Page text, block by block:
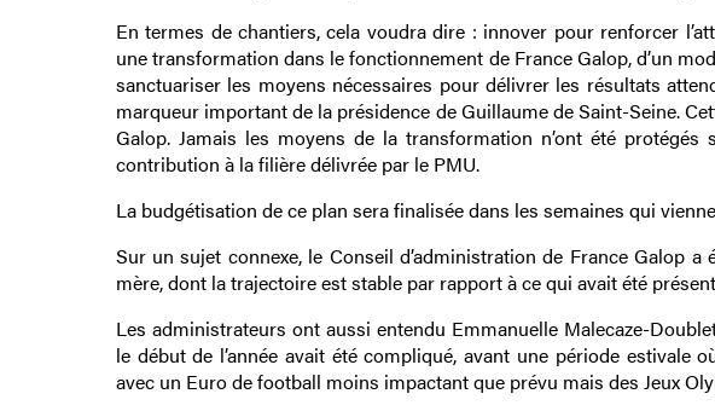
En termes de chantiers, cela voudra dire : innover pour renforcer
une transformation dans le fonctionnement de France Galop, d’un
sanctuariser les moyens nécessaires pour délivrer les résultats
marqueur important de la présidence de Guillaume de Saint-Seine.
Galop. Jamais les moyens de la transformation n’ont été
contribution à la filière délivrée par le PMU.
La budgétisation de ce plan sera finalisée dans les semaines qui
Sur un sujet connexe, le Conseil d’administration de France Galop
mère, dont la trajectoire est stable par rapport à ce qui avait été
Les administrateurs ont aussi entendu Emmanuelle Malecaze-
le début de l’année avait été compliqué, avant une période estivale
avec un Euro de football moins impactant que prévu mais des Jeux